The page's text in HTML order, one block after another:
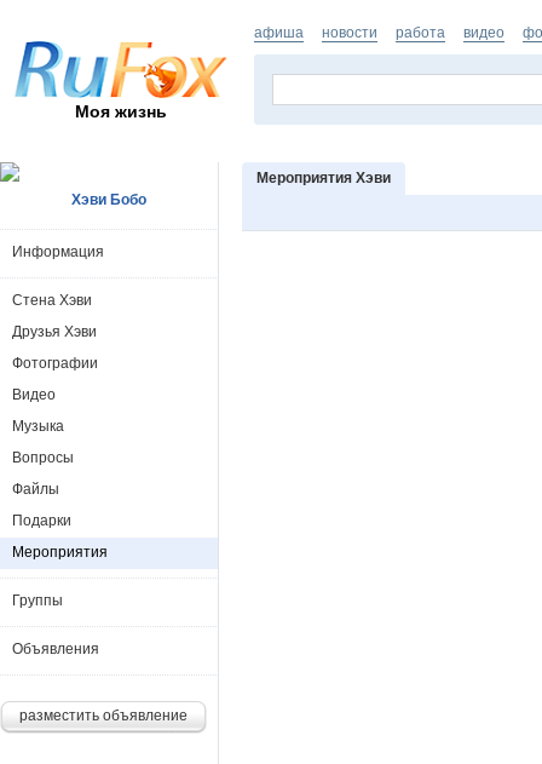
Моя жизнь
афиша новости работа видео
Мероприятия Хэви
Хэви Бобо
Информация
Стена Хэви
Друзья Хэви
Фотографии
Видео
Музыка
Вопросы
Файлы
Подарки
Мероприятия
Группы
Объявления
разместить объявление